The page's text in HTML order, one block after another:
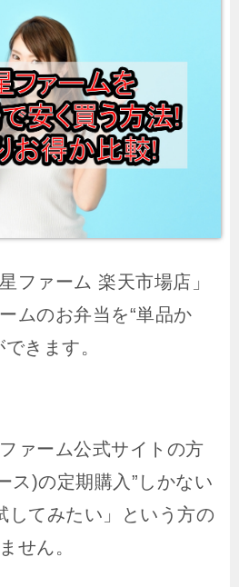
ファーム 楽天市場店」
ムのお弁当を“単品か
きます。
ァーム公式サイトの方
ス)の定期購入”しかない
してみたい」という方の
せん。